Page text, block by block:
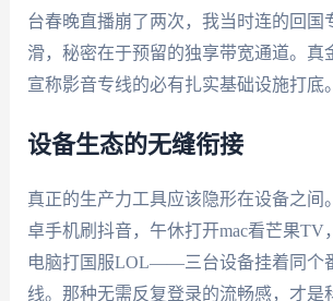
台春晚直播崩了两次，我当时连的回国
滑，秘密在于预留的独享带宽通道。真
宣称影音专线的必有扎实基础设施打底。
设备生态的无缝衔接
真正的生产力工具应该隐形在设备之间
卓手机刷抖音，午休打开mac看芒果TV
电脑打国服LOL——三台设备挂着同个
线。那种无需反复登录的流畅感，才是